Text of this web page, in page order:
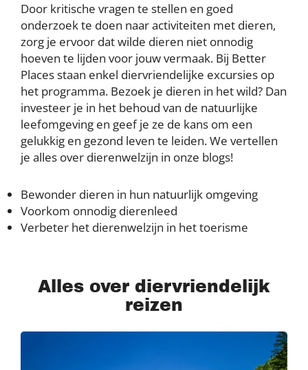
Door kritische vragen te stellen en goed
onderzoek te doen naar activiteiten met dieren,
zorg je ervoor dat wilde dieren niet onnodig
hoeven te lijden voor jouw vermaak. Bij Better
Places staan enkel diervriendelijke excursies op
het programma. Bezoek je dieren in het wild? Dan
investeer je in het behoud van de natuurlijke
leefomgeving en geef je ze de kans om een
gelukkig en gezond leven te leiden. We vertellen
je alles over dierenwelzijn in onze blogs!
Bewonder dieren in hun natuurlijk omgeving
Voorkom onnodig dierenleed
Verbeter het dierenwelzijn in het toerisme
Alles over diervriendelijk
reizen